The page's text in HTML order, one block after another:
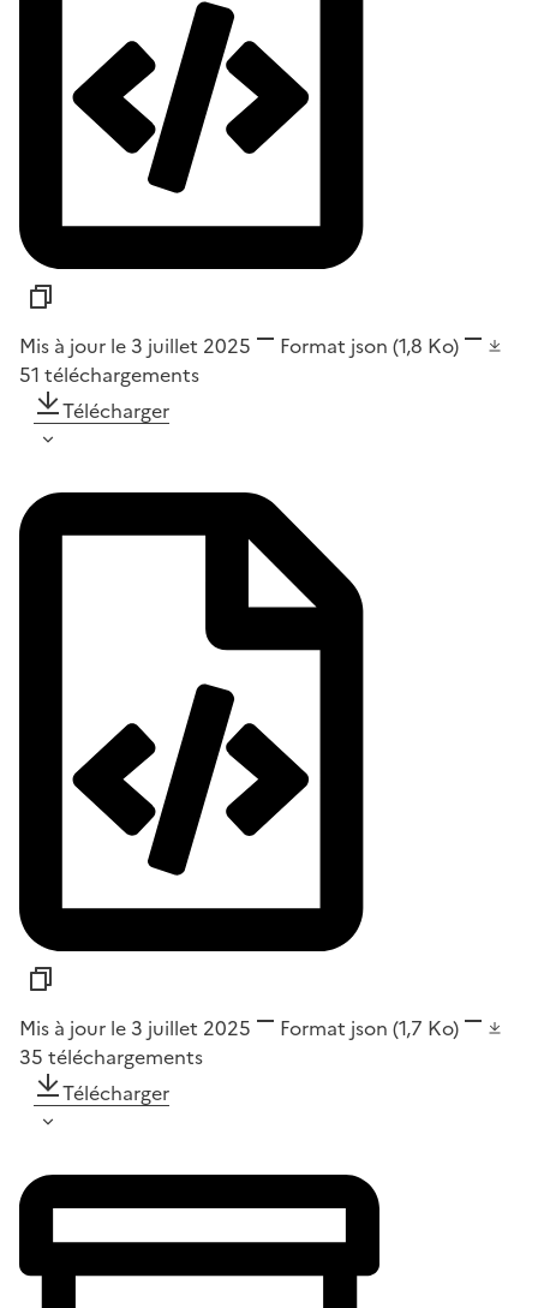
Mis à jour le 3 juillet 2025 Format json (1,8 Ko)
51 téléchargements
Télécharger
Mis à jour le 3 juillet 2025 Format json (1,7 Ko)
35 téléchargements
Télécharger